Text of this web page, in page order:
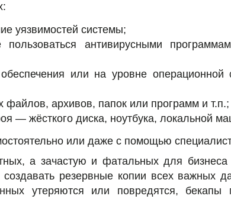
уязвимостей системы;
антивирусными
или на уровне
файлов, архивов, папок или программ и т.п.;
— жёсткого диска, ноутбука, локальной
или даже с помощью
а зачастую и фатальных для
резервные копии всех важных
утеряются или повредятся, бекапы